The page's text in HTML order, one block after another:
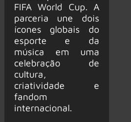
FIFA World Cup. A
parceria une dois
ícones globais do
esporte e da
música em uma
celebração de
cultura,
criatividade e
fandom
internacional.